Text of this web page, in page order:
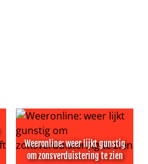
Weeronline: weer lijkt gunstig
om zonsverduistering te zien